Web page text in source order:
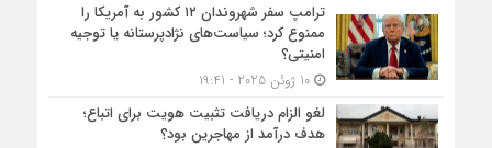
ترامپ سفر شهروندان ۱۲ کشور به آمریکا را
ممنوع کرد؛ سیاست‌های نژادپرستانه یا توجیه
امنیتی؟
10 ژوئن 2025 - 19:41
لغو الزام دریافت تثبیت هویت برای اتباع؛
هدف درآمد از مهاجرین بود؟